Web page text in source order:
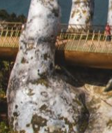
différent de tout
son tourisme
le voyageur ne
démarche durable